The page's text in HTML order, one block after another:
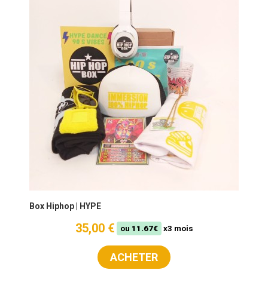
Box Hiphop | HYPE
35,00 € ou 11.67€ x3 mois
ACHETER